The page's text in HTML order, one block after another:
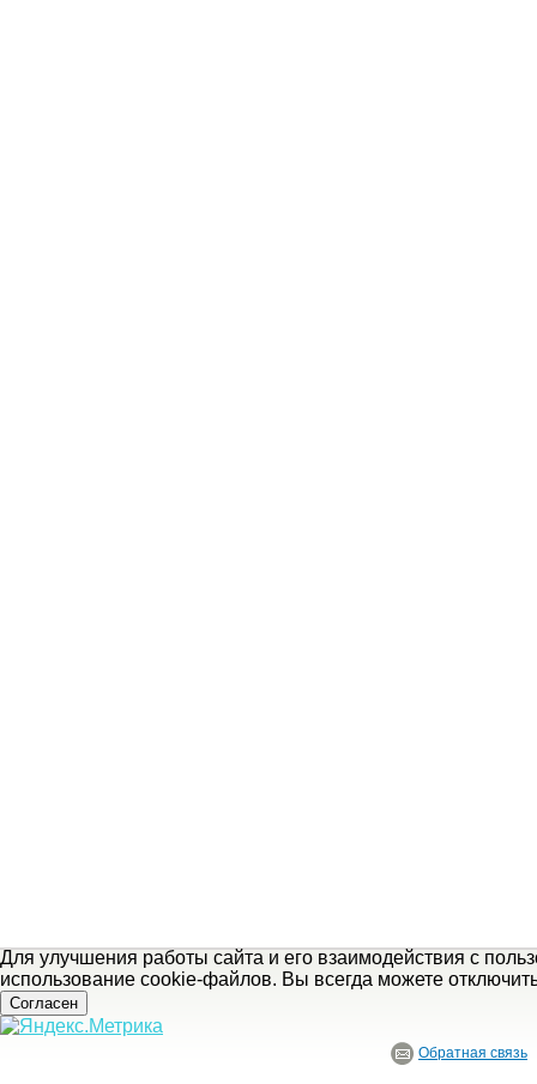
Для улучшения работы сайта и его взаимодействия с
использование cookie-файлов. Вы всегда можете
Согласен
Обратная связь